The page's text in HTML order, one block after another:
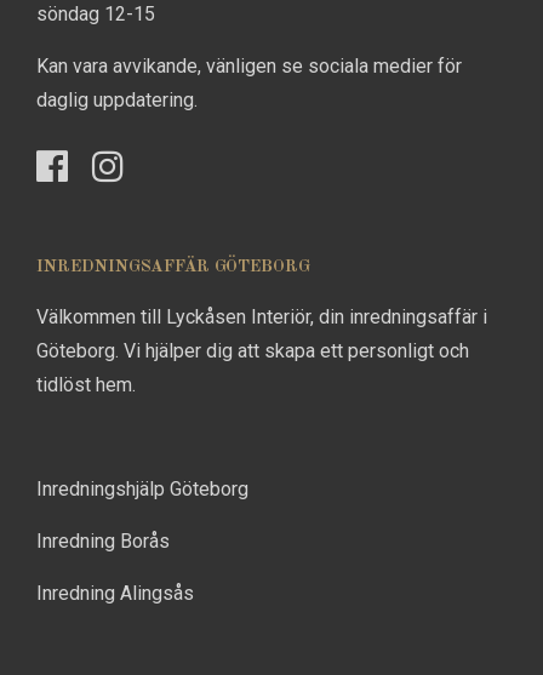
söndag 12-15
Kan vara avvikande, vänligen se sociala medier för
daglig uppdatering.
INREDNINGSAFFÄR GÖTEBORG
Välkommen till Lyckåsen Interiör, din inredningsaffär i
Göteborg. Vi hjälper dig att skapa ett personligt och
tidlöst hem.
Inredningshjälp Göteborg
Inredning Borås
Inredning Alingsås